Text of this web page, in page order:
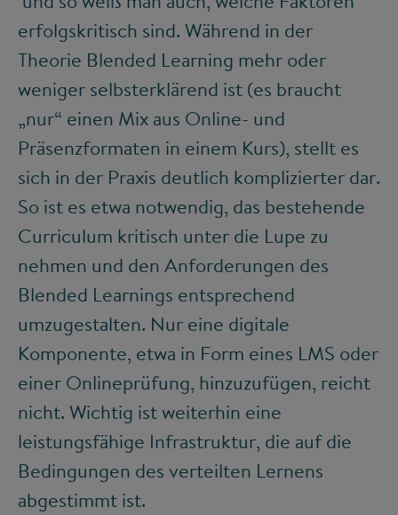
erfolgskritisch sind. Während in der
Theorie Blended Learning mehr oder
weniger selbsterklärend ist (es braucht
„nur“ einen Mix aus Online- und
Präsenzformaten in einem Kurs), stellt es
sich in der Praxis deutlich komplizierter dar.
So ist es etwa notwendig, das bestehende
Curriculum kritisch unter die Lupe zu
nehmen und den Anforderungen des
Blended Learnings entsprechend
umzugestalten. Nur eine digitale
Komponente, etwa in Form eines LMS oder
einer Onlineprüfung, hinzuzufügen, reicht
nicht. Wichtig ist weiterhin eine
leistungsfähige Infrastruktur, die auf die
Bedingungen des verteilten Lernens
abgestimmt ist.